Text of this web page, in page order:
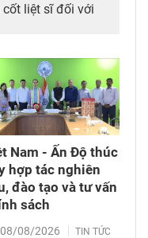
liệt sĩ đối với
sĩ tham gia
Nam - Ấn Độ thúc
hợp tác nghiên
đào tạo và tư vấn
sách
08/08/2026 TIN TỨC